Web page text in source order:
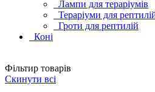
Лампи для тераріумів
Тераріуми для
Гроти для рептилій
Коні
Фільтир товарів
Скинути всі